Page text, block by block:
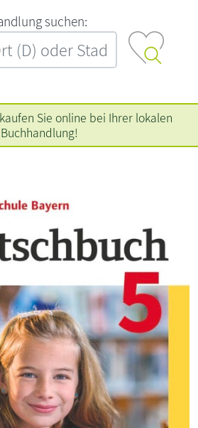
‍s‍u‍c‍h‍e‍n‍:‍
kaufen Sie online bei Ihrer lokalen
Buchhandlung!